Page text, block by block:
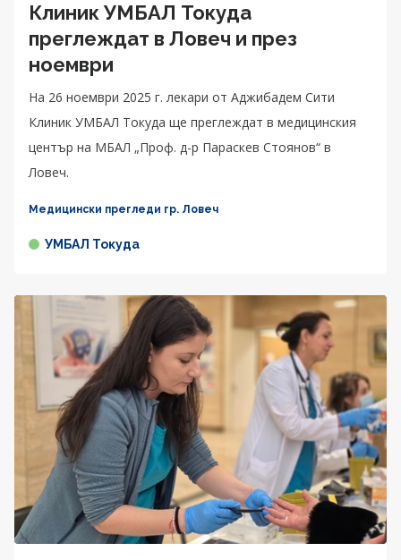
Клиник УМБАЛ Токуда
преглеждат в Ловеч и през
ноември
На 26 ноември 2025 г. лекари от Аджибадем Сити
Клиник УМБАЛ Токуда ще преглеждат в медицинския
център на МБАЛ „Проф. д-р Параскев Стоянов“ в
Ловеч.
Медицински прегледи гр. Ловеч
УМБАЛ Токуда